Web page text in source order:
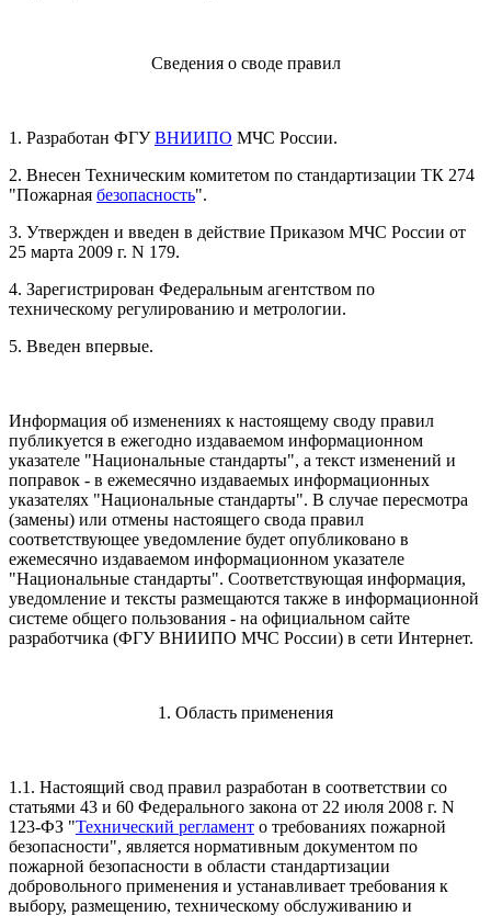
Сведения о своде правил
1. Разработан ФГУВНИИПО МЧС России.
2. Внесен Техническим комитетом по стандартизации ТК 274
"Пожарная безопасность".
3. Утвержден и введен в действие Приказом МЧС России от
25 марта 2009 г. N 179.
4. Зарегистрирован Федеральным агентством по
техническому регулированию и метрологии.
5. Введен впервые.
Информация об изменениях к настоящему своду правил
публикуется в ежегодно издаваемом информационном
указателе "Национальные стандарты", а текст изменений и
поправок - в ежемесячно издаваемых информационных
указателях "Национальные стандарты". В случае пересмотра
(замены) или отмены настоящего свода правил
соответствующее уведомление будет опубликовано в
ежемесячно издаваемом информационном указателе
"Национальные стандарты". Соответствующая информация,
уведомление и тексты размещаются также в информационной
системе общего пользования - на официальном сайте
разработчика (ФГУ ВНИИПО МЧС России) в сети Интернет.
1. Область применения
1.1. Настоящий свод правил разработан в соответствии со
статьями 43 и 60 Федерального закона от 22 июля 2008 г. N
123-ФЗ "Технический регламент о требованиях пожарной
безопасности", является нормативным документом по
пожарной безопасности в области стандартизации
добровольного применения и устанавливает требования к
выбору, размещению, техническому обслуживанию и